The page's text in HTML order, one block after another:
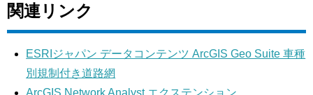
関連リンク
ESRIジャパン データコンテンツ ArcGIS Geo Suite 車種
別規制付き道路網
ArcGIS Network Analyst エクステンション